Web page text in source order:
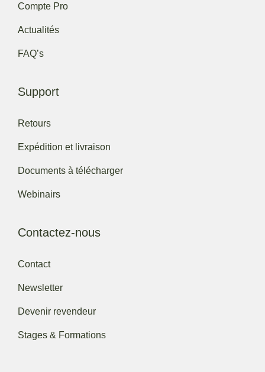
Compte Pro
Actualités
FAQ’s
Support
Retours
Expédition et livraison
Documents à télécharger
Webinairs
Contactez-nous
Contact
Newsletter
Devenir revendeur
Stages & Formations